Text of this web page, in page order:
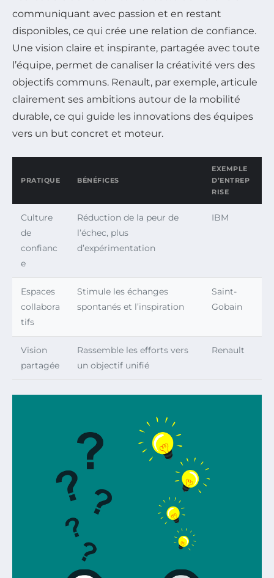
communiquant avec passion et en restant
disponibles, ce qui crée une relation de confiance.
Une vision claire et inspirante, partagée avec toute
l’équipe, permet de canaliser la créativité vers des
objectifs communs. Renault, par exemple, articule
clairement ses ambitions autour de la mobilité
durable, ce qui guide les innovations des équipes
vers un but concret et moteur.
PRATIQUE BÉNÉFICES
EXEMPLE
D’ENTREP
RISE
Culture
de
confianc
e
Réduction de la peur de
l’échec, plus
d’expérimentation
IBM
Espaces
collabora
tifs
Stimule les échanges
spontanés et l’inspiration
Saint-
Gobain
Vision
partagée
Rassemble les efforts vers
un objectif unifié
Renault